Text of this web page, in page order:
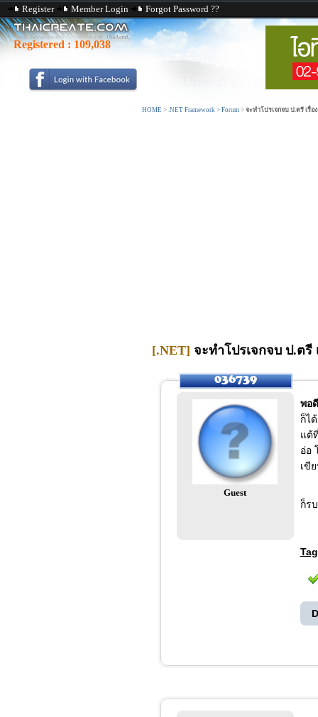
Register Member Login Forgot Password ??
Registered : 109,038
HOME > .NET Framework > Forum > จะทำโปรเจกจบ ป.ตรี เรื่
[.NET] จะทำโปรเจกจบ ป.ตรี
Guest
พอ
ก็ไ
แต้
อ่อ
เขี
ก็ร
Tag